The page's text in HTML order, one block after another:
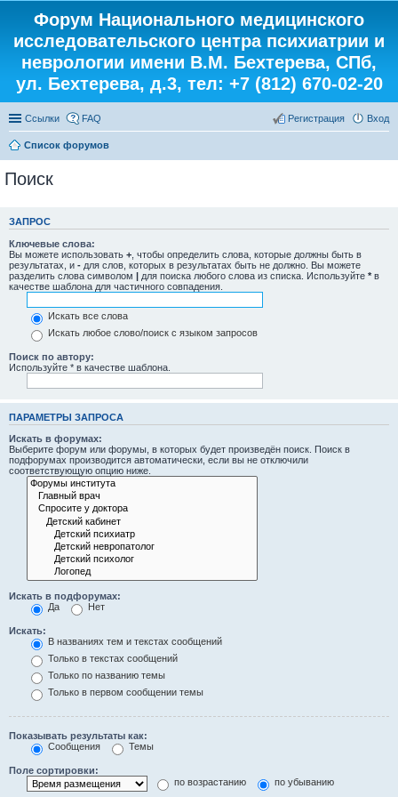
Форум Национального медицинского
исследовательского центра психиатрии и
неврологии имени В.М. Бехтерева, СПб,
ул. Бехтерева, д.3, тел: +7 (812) 670-02-20
Ссылки FAQ Вход
Регистрация
Список форумов
Поиск
ЗАПРОС
Ключевые слова:
Вы можете использовать + , чтобы определить слова, которые должны быть в
результатах, и - для слов, которых в результатах быть не должно. Вы можете
разделить слова символом | для поиска любого слова из списка. Используйте * в
качестве шаблона для частичного совпадения.
Искать все слова
Искать любое слово/поиск с языком запросов
Поиск по автору:
Используйте * в качестве шаблона.
ПАРАМЕТРЫ ЗАПРОСА
Искать в форумах:
Выберите форум или форумы, в которых будет произведён поиск. Поиск в
подфорумах производится автоматически, если вы не отключили
соответствующую опцию ниже.
Искать в подфорумах:
Да
Нет
Искать:
В названиях тем и текстах сообщений
Только в текстах сообщений
Только по названию темы
Только в первом сообщении темы
Показывать результаты как:
Сообщения
Темы
Поле сортировки:
по возрастанию
по убыванию